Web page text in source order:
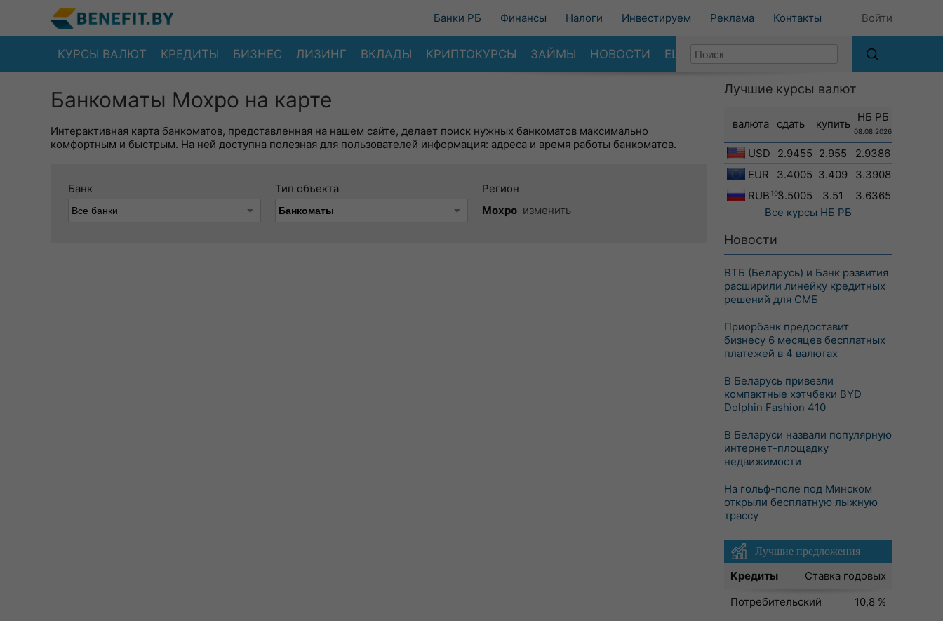
Банки РБ Финансы Налоги Инвестируем Реклама Контакты Войти
КУРСЫ ВАЛЮТ КРЕДИТЫ БИЗНЕС ЛИЗИНГ ВКЛАДЫ КРИПТОКУРСЫ ЗАЙМЫ НОВОСТИ ЕЩЕ
Банкоматы Мохро на карте
Интерактивная карта банкоматов, представленная на нашем сайте, делает поиск нужных банкоматов максимально
комфортным и быстрым. На ней доступна полезная для пользователей информация: адреса и время работы банкоматов.
Банк Тип объекта
Регион
Мохро изменить
Лучшие курсы валют
валюта сдать купить
НБ РБ
08.08.2026
USD 2.9455 2.955
2.9386
EUR
3.4005 3.409
3.3908
RUB 1003.5005 3.51
3.6365
Все курсы НБ РБ
Новости
ВТБ (Беларусь) и Банк развития
расширили линейку кредитных
решений для СМБ
Приорбанк предоставит
бизнесу 6 месяцев бесплатных
платежей в 4 валютах
В Беларусь привезли
компактные хэтчбеки BYD
Dolphin Fashion 410
В Беларуси назвали популярную
интернет-площадку
недвижимости
На гольф-поле под Минском
открыли бесплатную лыжную
трассу
Лучшие предложения
Кредиты
Ставка годовых
Потребительский
10,8 %